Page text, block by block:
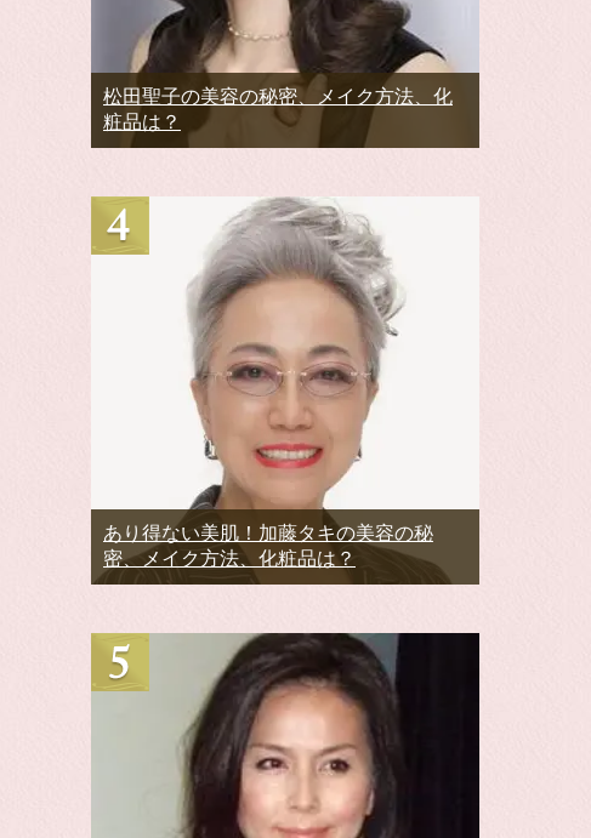
松田聖子の美容の秘密、メイク方法、化
粧品は？
あり得ない美肌！加藤タキの美容の秘
密、メイク方法、化粧品は？